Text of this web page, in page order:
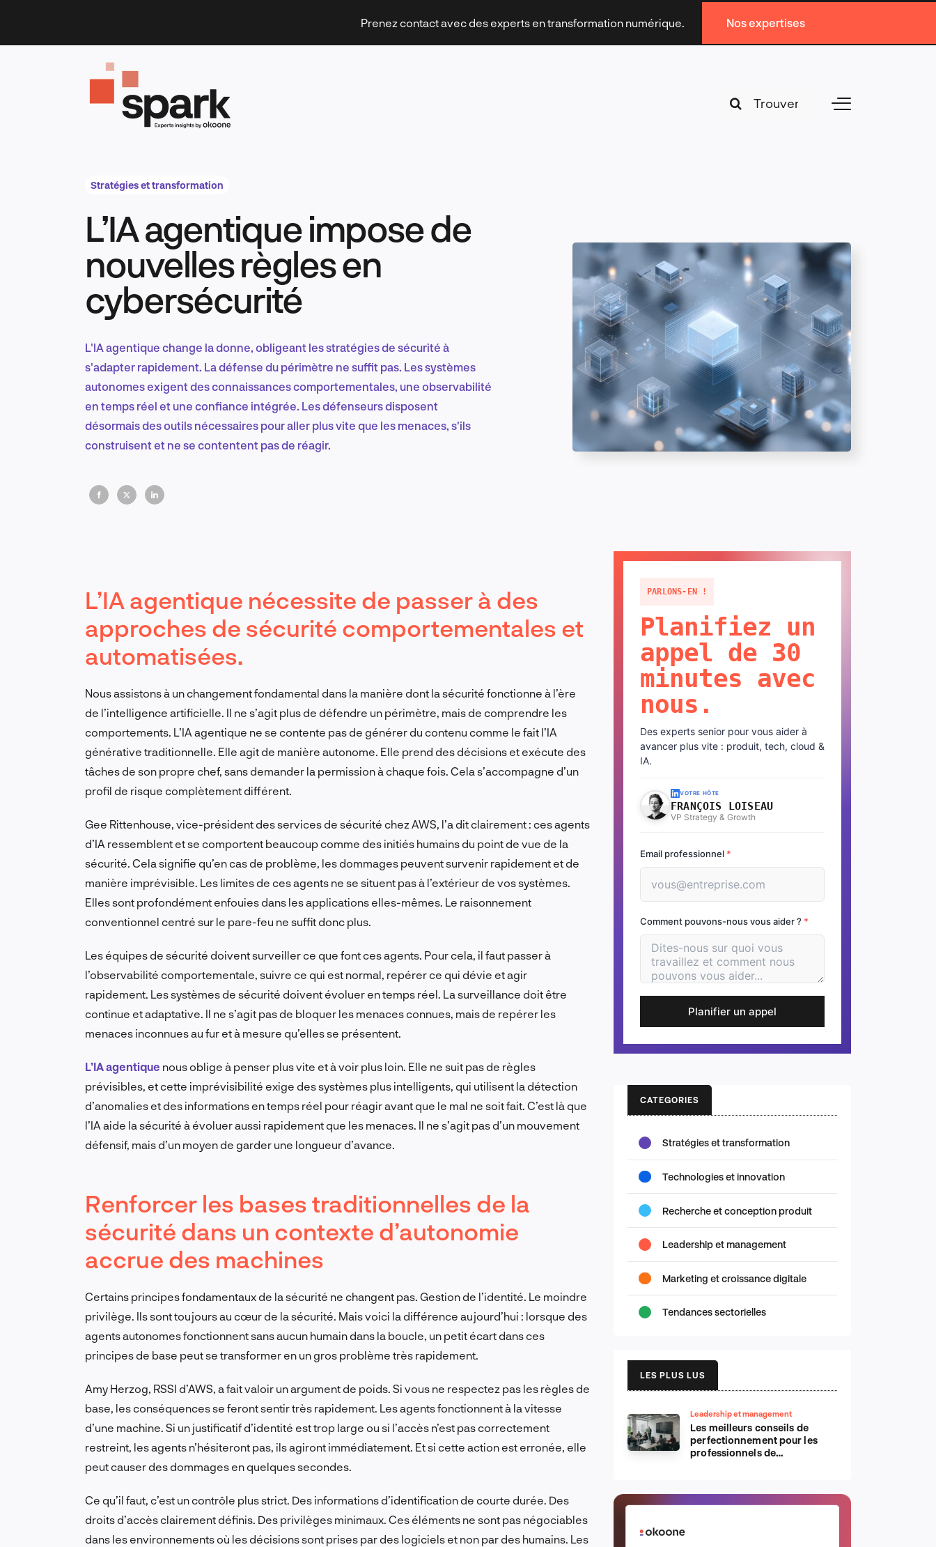
content
Prenez contact avec des experts en transformation numérique. Nos expertises
Toggle
Technologies et innovation
Marketing et croissance digitale
Recherche et conception produit
Stratégies et transformation
L’IA agentique impose de
nouvelles règles en
cybersécurité
L'IA agentique change la donne, obligeant les stratégies de sécurité à
s'adapter rapidement. La défense du périmètre ne suffit pas. Les systèmes
autonomes exigent des connaissances comportementales, une observabilité
en temps réel et une confiance intégrée. Les défenseurs disposent
désormais des outils nécessaires pour aller plus vite que les menaces, s'ils
construisent et ne se contentent pas de réagir.
L’IA agentique nécessite de passer à des
approches de sécurité comportementales et
automatisées.
Nous assistons à un changement fondamental dans la manière dont la sécurité fonctionne à l’ère
de l’intelligence artificielle. Il ne s’agit plus de défendre un périmètre, mais de comprendre les
comportements. L’IA agentique ne se contente pas de générer du contenu comme le fait l’IA
générative traditionnelle. Elle agit de manière autonome. Elle prend des décisions et exécute des
tâches de son propre chef, sans demander la permission à chaque fois. Cela s’accompagne d’un
profil de risque complètement différent.
Gee Rittenhouse, vice-président des services de sécurité chez AWS, l’a dit clairement : ces agents
d’IA ressemblent et se comportent beaucoup comme des initiés humains du point de vue de la
sécurité. Cela signifie qu’en cas de problème, les dommages peuvent survenir rapidement et de
manière imprévisible. Les limites de ces agents ne se situent pas à l’extérieur de vos systèmes.
Elles sont profondément enfouies dans les applications elles-mêmes. Le raisonnement
conventionnel centré sur le pare-feu ne suffit donc plus.
Les équipes de sécurité doivent surveiller ce que font ces agents. Pour cela, il faut passer à
l’observabilité comportementale, suivre ce qui est normal, repérer ce qui dévie et agir
rapidement. Les systèmes de sécurité doivent évoluer en temps réel. La surveillance doit être
continue et adaptative. Il ne s’agit pas de bloquer les menaces connues, mais de repérer les
menaces inconnues au fur et à mesure qu’elles se présentent.
L’IA agentique nous oblige à penser plus vite et à voir plus loin. Elle ne suit pas de règles
prévisibles, et cette imprévisibilité exige des systèmes plus intelligents, qui utilisent la détection
d’anomalies et des informations en temps réel pour réagir avant que le mal ne soit fait. C’est là que
l’IA aide la sécurité à évoluer aussi rapidement que les menaces. Il ne s’agit pas d’un mouvement
défensif, mais d’un moyen de garder une longueur d’avance.
Renforcer les bases traditionnelles de la
sécurité dans un contexte d’autonomie
accrue des machines
Certains principes fondamentaux de la sécurité ne changent pas. Gestion de l’identité. Le moindre
privilège. Ils sont toujours au cœur de la sécurité. Mais voici la différence aujourd’hui : lorsque des
agents autonomes fonctionnent sans aucun humain dans la boucle, un petit écart dans ces
principes de base peut se transformer en un gros problème très rapidement.
Amy Herzog, RSSI d’AWS, a fait valoir un argument de poids. Si vous ne respectez pas les règles de
base, les conséquences se feront sentir très rapidement. Les agents fonctionnent à la vitesse
d’une machine. Si un justificatif d’identité est trop large ou si l’accès n’est pas correctement
restreint, les agents n’hésiteront pas, ils agiront immédiatement. Et si cette action est erronée, elle
peut causer des dommages en quelques secondes.
Ce qu’il faut, c’est un contrôle plus strict. Des informations d’identification de courte durée. Des
droits d’accès clairement définis. Des privilèges minimaux. Ces éléments ne sont pas négociables
dans les environnements où les décisions sont prises par des logiciels et non par des humains. Les
PARLONS-EN !
Planifiez un
appel de 30
minutes avec
nous.
Des experts senior pour vous aider à
avancer plus vite : produit, tech, cloud &
IA.
VOTRE HÔTE
FRANÇOIS LOISEAU
VP Strategy & Growth
Email professionnel *
Comment pouvons-nous vous aider ? *
Planifier un appel
CATEGORIES
Stratégies et transformation
Technologies et innovation
Recherche et conception produit
Leadership et management
Marketing et croissance digitale
Tendances sectorielles
LES PLUS LUS
Leadership et management
Les meilleurs conseils de
perfectionnement pour les
professionnels de